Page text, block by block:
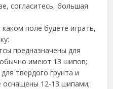
согласитесь, большая
поле будете играть,
предназначены для
имеют 13 шипов;
твердого грунта и
оснащены 12-13 шипами;